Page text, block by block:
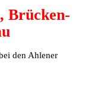
Brücken-
den Ahlener